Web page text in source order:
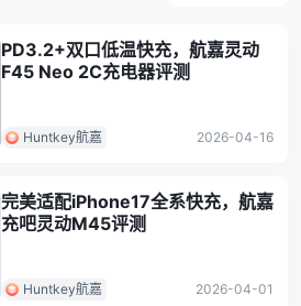
PD3.2+双口低温快充，航嘉灵动
F45 Neo 2C充电器评测
Huntkey航嘉 2026-04-16
完美适配iPhone17全系快充，航嘉
充吧灵动M45评测
Huntkey航嘉 2026-04-01